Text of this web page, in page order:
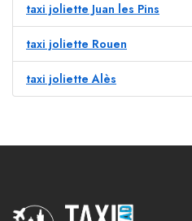
taxi joliette Juan les Pins
taxi joliette Rouen
taxi joliette Alès